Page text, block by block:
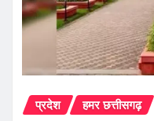
प्रदेश हमर छत्तीसगढ़